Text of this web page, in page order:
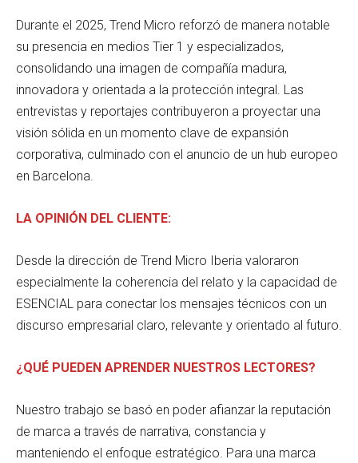
Durante el 2025, Trend Micro reforzó de manera notable
su presencia en medios Tier 1 y especializados,
consolidando una imagen de compañía madura,
innovadora y orientada a la protección integral. Las
entrevistas y reportajes contribuyeron a proyectar una
visión sólida en un momento clave de expansión
corporativa, culminado con el anuncio de un hub europeo
en Barcelona.
LA OPINIÓN DEL CLIENTE:
Desde la dirección de Trend Micro Iberia valoraron
especialmente la coherencia del relato y la capacidad de
ESENCIAL para conectar los mensajes técnicos con un
discurso empresarial claro, relevante y orientado al futuro.
¿QUÉ PUEDEN APRENDER NUESTROS LECTORES?
Nuestro trabajo se basó en poder afianzar la reputación
de marca a través de narrativa, constancia y
manteniendo el enfoque estratégico. Para una marca